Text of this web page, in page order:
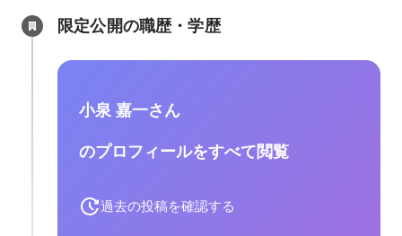
限定公開の職歴・学歴
小泉 嘉一さん
のプロフィールをすべて閲覧
過去の投稿を確認する